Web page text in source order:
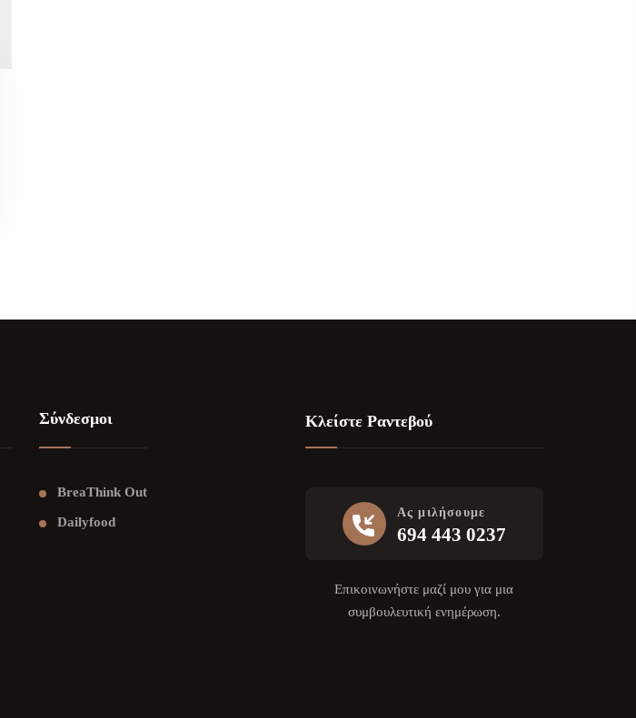
Σύνδεσμοι
BreaThink Out
Dailyfood
Κλείστε Ραντεβού
Ας μιλήσουμε
694 443 0237
Επικοινωνήστε μαζί μου για μια
συμβουλευτική ενημέρωση.